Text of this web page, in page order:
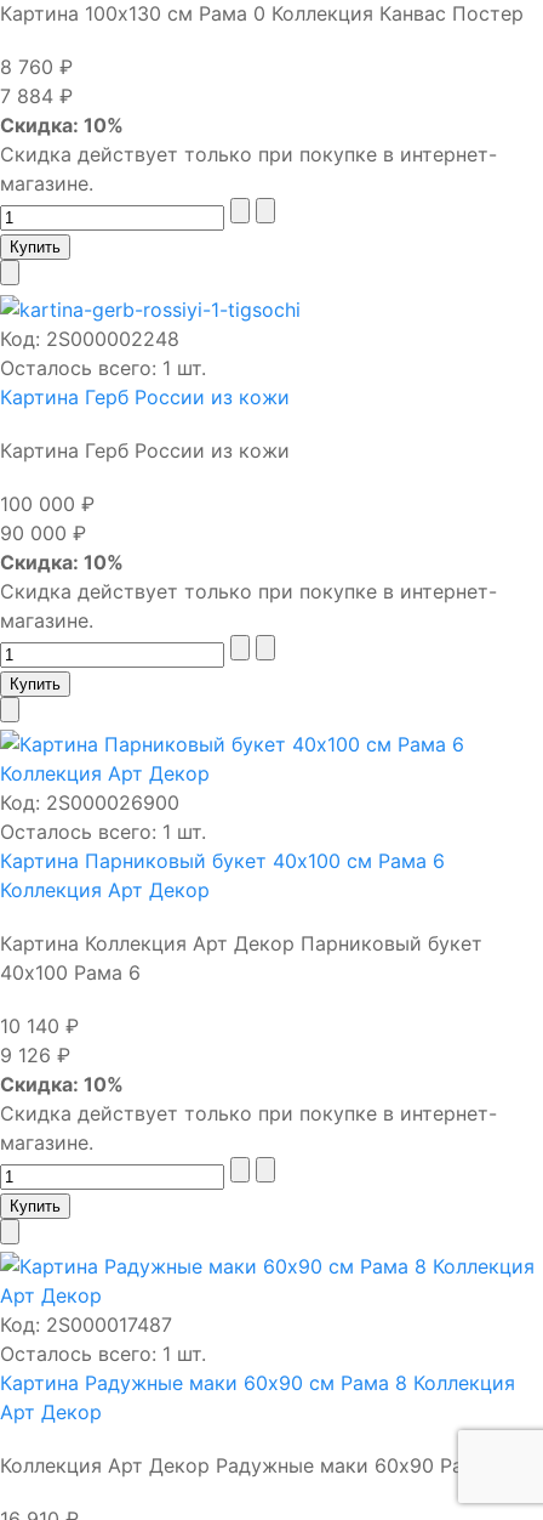
Картина 100х130 см Рама 0 Коллекция Канвас Постер
8 760 ₽
7 884 ₽
Скидка: 10%
Скидка действует только при покупке в интернет-
магазине.
Код: 2S000002248
Осталось всего: 1 шт.
Картина Герб России из кожи
Картина Герб России из кожи
100 000 ₽
90 000 ₽
Скидка: 10%
Скидка действует только при покупке в интернет-
магазине.
Код: 2S000026900
Осталось всего: 1 шт.
Картина Парниковый букет 40х100 см Рама 6
Коллекция Арт Декор
Картина Коллекция Арт Декор Парниковый букет
40х100 Рама 6
10 140 ₽
9 126 ₽
Скидка: 10%
Скидка действует только при покупке в интернет-
магазине.
Код: 2S000017487
Осталось всего: 1 шт.
Картина Радужные маки 60х90 см Рама 8 Коллекция
Арт Декор
Коллекция Арт Декор Радужные маки 60х90 Рама 8